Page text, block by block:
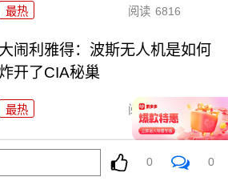
最热 阅读 6816
大闹利雅得：波斯无人机是如何
炸开了CIA秘巢
最热 阅读 13533
\"？俄强硬派劝普京动用核武
0 0